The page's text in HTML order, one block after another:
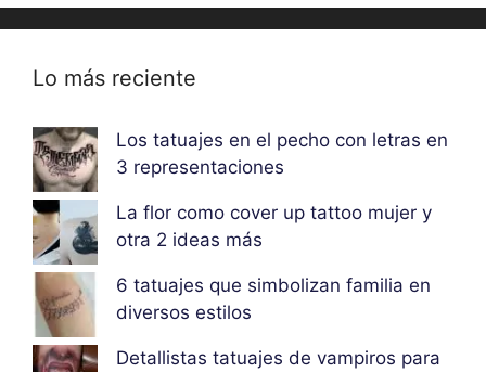
Lo más reciente
Los tatuajes en el pecho con letras en
3 representaciones
La flor como cover up tattoo mujer y
otra 2 ideas más
6 tatuajes que simbolizan familia en
diversos estilos
Detallistas tatuajes de vampiros para